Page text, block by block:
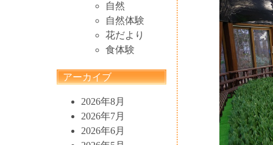
自然
自然体験
花だより
食体験
アーカイブ
2026年8月
2026年7月
2026年6月